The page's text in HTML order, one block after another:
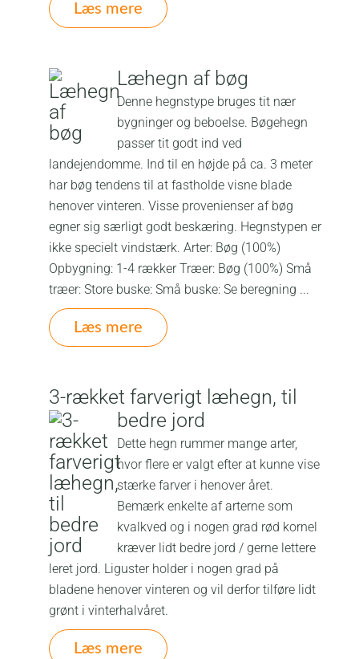
Læs mere
Læhegn af bøg
Denne hegnstype bruges tit nær
bygninger og beboelse. Bøgehegn
passer tit godt ind ved
landejendomme. Ind til en højde på ca. 3 meter
har bøg tendens til at fastholde visne blade
henover vinteren. Visse provenienser af bøg
egner sig særligt godt beskæring. Hegnstypen er
ikke specielt vindstærk. Arter: Bøg (100%)
Opbygning: 1-4 rækker Træer: Bøg (100%) Små
træer: Store buske: Små buske: Se beregning ...
Læs mere
3-rækket farverigt læhegn, til
bedre jord
Dette hegn rummer mange arter,
hvor flere er valgt efter at kunne vise
stærke farver i henover året.
Bemærk enkelte af arterne som
kvalkved og i nogen grad rød kornel
kræver lidt bedre jord / gerne lettere
leret jord. Liguster holder i nogen grad på
bladene henover vinteren og vil derfor tilføre lidt
grønt i vinterhalvåret.
Læs mere